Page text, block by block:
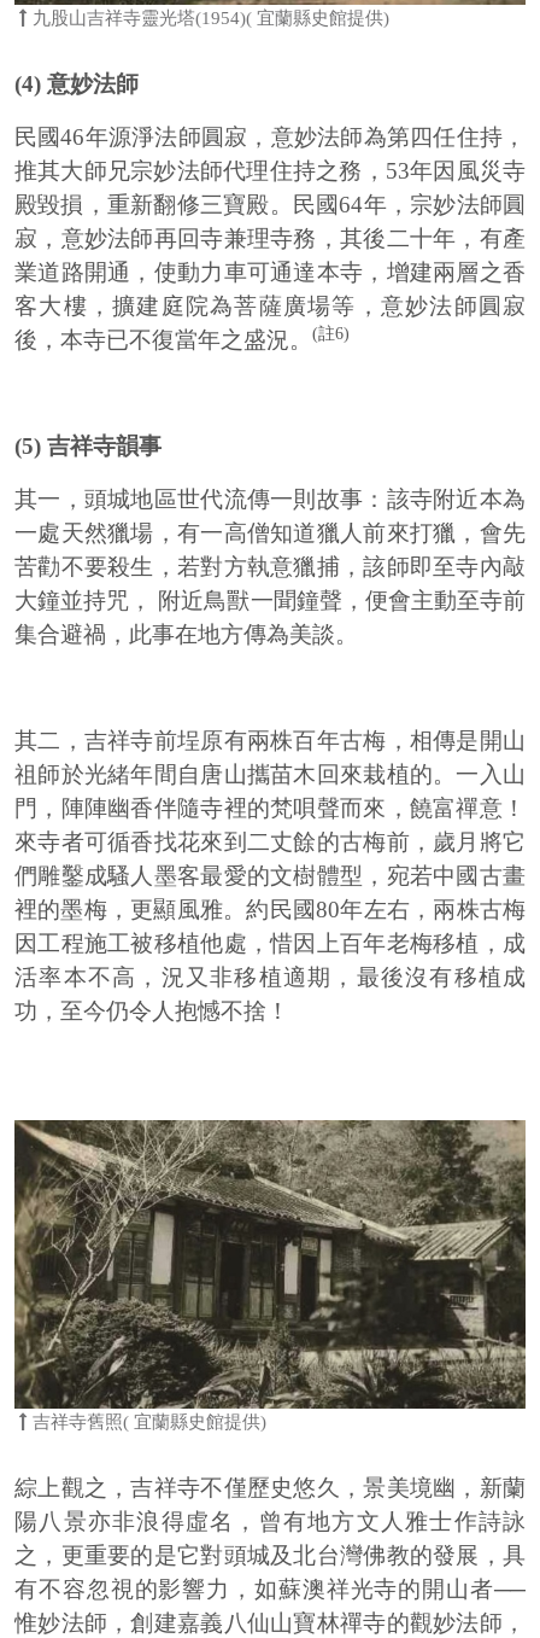
九股山吉祥寺靈光塔(1954)( 宜蘭縣史館提供)
(4) 意妙法師
民國46年源淨法師圓寂，意妙法師為第四任住持，
推其大師兄宗妙法師代理住持之務，53年因風災寺
殿毀損，重新翻修三寶殿。民國64年，宗妙法師圓
寂，意妙法師再回寺兼理寺務，其後二十年，有產
業道路開通，使動力車可通達本寺，增建兩層之香
客大樓，擴建庭院為菩薩廣場等，意妙法師圓寂
後，本寺已不復當年之盛況。
(註6)
(5) 吉祥寺韻事
其一，頭城地區世代流傳一則故事：該寺附近本為
一處天然獵場，有一高僧知道獵人前來打獵，會先
苦勸不要殺生，若對方執意獵捕，該師即至寺內敲
大鐘並持咒， 附近鳥獸一聞鐘聲，便會主動至寺前
集合避禍，此事在地方傳為美談。
其二，吉祥寺前埕原有兩株百年古梅，相傳是開山
祖師於光緒年間自唐山攜苗木回來栽植的。一入山
門，陣陣幽香伴隨寺裡的梵唄聲而來，饒富禪意！
來寺者可循香找花來到二丈餘的古梅前，歲月將它
們雕鑿成騷人墨客最愛的文樹體型，宛若中國古畫
裡的墨梅，更顯風雅。約民國80年左右，兩株古梅
因工程施工被移植他處，惜因上百年老梅移植，成
活率本不高，況又非移植適期，最後沒有移植成
功，至今仍令人抱憾不捨！
吉祥寺舊照( 宜蘭縣史館提供)
綜上觀之，吉祥寺不僅歷史悠久，景美境幽，新蘭
陽八景亦非浪得虛名，曾有地方文人雅士作詩詠
之，更重要的是它對頭城及北台灣佛教的發展，具
有不容忽視的影響力，如蘇澳祥光寺的開山者──
惟妙法師，創建嘉義八仙山寶林禪寺的觀妙法師，